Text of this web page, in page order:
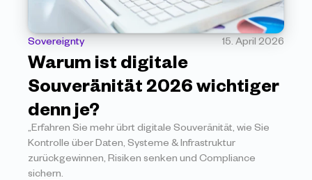
Sovereignty 15. April 2026
Warum ist digitale
Souveränität 2026 wichtiger
denn je?
„Erfahren Sie mehr übrt digitale Souveränität, wie Sie
Kontrolle über Daten, Systeme & Infrastruktur
zurückgewinnen, Risiken senken und Compliance
sichern.